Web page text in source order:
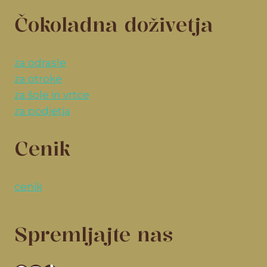
Čokoladna doživetja
za odrasle
za otroke
za šole in vrtce
za podjetja
Cenik
cenik
Spremljajte nas